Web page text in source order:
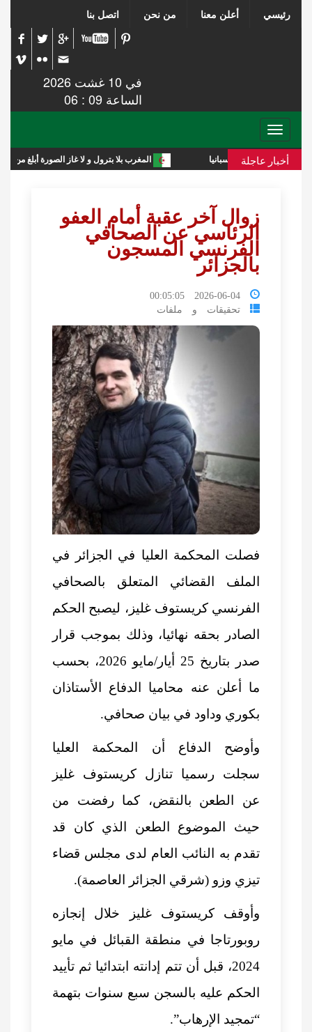
رئيسي أعلن معنا من نحن اتصل بنا
في 10 غشت 2026
الساعة 09 : 06
Toggle
navigation
أخبار عاجلة المغرب بلا بترول و لا غاز الصورة أبلغ من التعليق
زوال آخر عقبة أمام العفو
الرئاسي عن الصحافي
الفرنسي المسجون
بالجزائر
2026-06-04 00:05:05
تحقيقات و ملفات
فصلت المحكمة العليا في الجزائر في
الملف القضائي المتعلق بالصحافي
الفرنسي كريستوف غليز، ليصبح الحكم
الصادر بحقه نهائيا، وذلك بموجب قرار
صدر بتاريخ 25 أيار/مايو 2026، بحسب
ما أعلن عنه محاميا الدفاع الأستاذان
بكوري وداود في بيان صحافي.
وأوضح الدفاع أن المحكمة العليا
سجلت رسميا تنازل كريستوف غليز
عن الطعن بالنقض، كما رفضت من
حيث الموضوع الطعن الذي كان قد
تقدم به النائب العام لدى مجلس قضاء
تيزي وزو (شرقي الجزائر العاصمة).
وأوقف كريستوف غليز خلال إنجازه
روبورتاجا في منطقة القبائل في مايو
2024، قبل أن تتم إدانته ابتدائيا ثم تأييد
الحكم عليه بالسجن سبع سنوات بتهمة
“تمجيد الإرهاب”.